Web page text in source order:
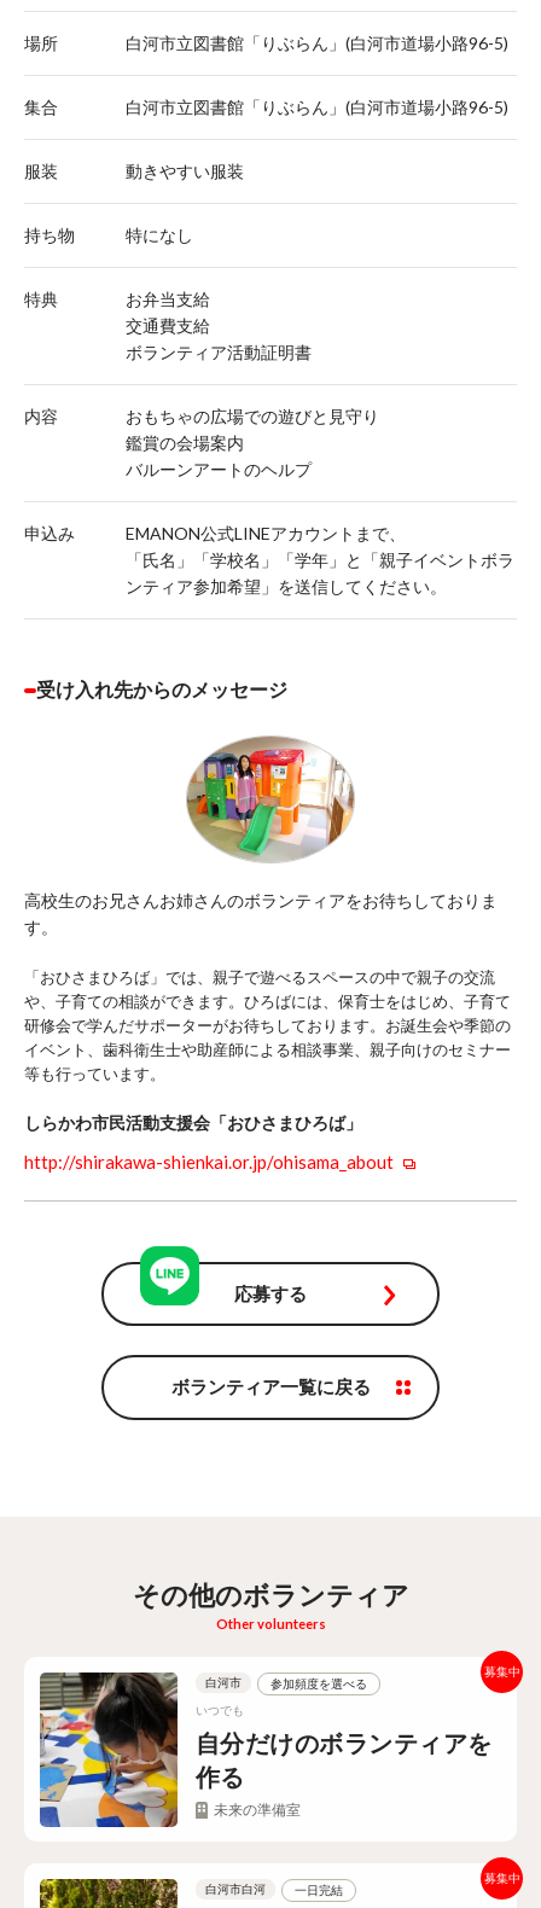
場所 白河市立図書館「りぶらん」(白河市道場小路96-5)
集合 白河市立図書館「りぶらん」(白河市道場小路96-5)
服装 動きやすい服装
持ち物 特になし
特典
お弁当支給
交通費支給
ボランティア活動証明書
内容
おもちゃの広場での遊びと見守り
鑑賞の会場案内
バルーンアートのヘルプ
申込み
EMANON公式LINEアカウントまで、
「氏名」「学校名」「学年」と「親子イベントボラ
ンティア参加希望」を送信してください。
受け入れ先からのメッセージ
高校生のお兄さんお姉さんのボランティアをお待ちしておりま
す。
「おひさまひろば」では、親子で遊べるスペースの中で親子の交流
や、子育ての相談ができます。ひろばには、保育士をはじめ、子育て
研修会で学んだサポーターがお待ちしております。お誕生会や季節の
イベント、歯科衛生士や助産師による相談事業、親子向けのセミナー
等も行っています。
しらかわ市民活動支援会「おひさまひろば」
http://shirakawa-shienkai.or.jp/ohisama_about
応募する
ボランティア一覧に戻る
その他のボランティア
Other volunteers
自分だけのボランティアを
作る
白河市
参加頻度を選べる
いつでも
未来の準備室
白河市白河
一日完結